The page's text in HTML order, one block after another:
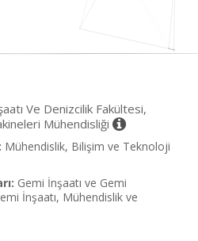
Ve Denizcilik Fakültesi,
Mühendisliği
Mühendislik, Bilişim ve Teknoloji
Gemi İnşaatı ve Gemi
İnşaatı, Mühendislik ve